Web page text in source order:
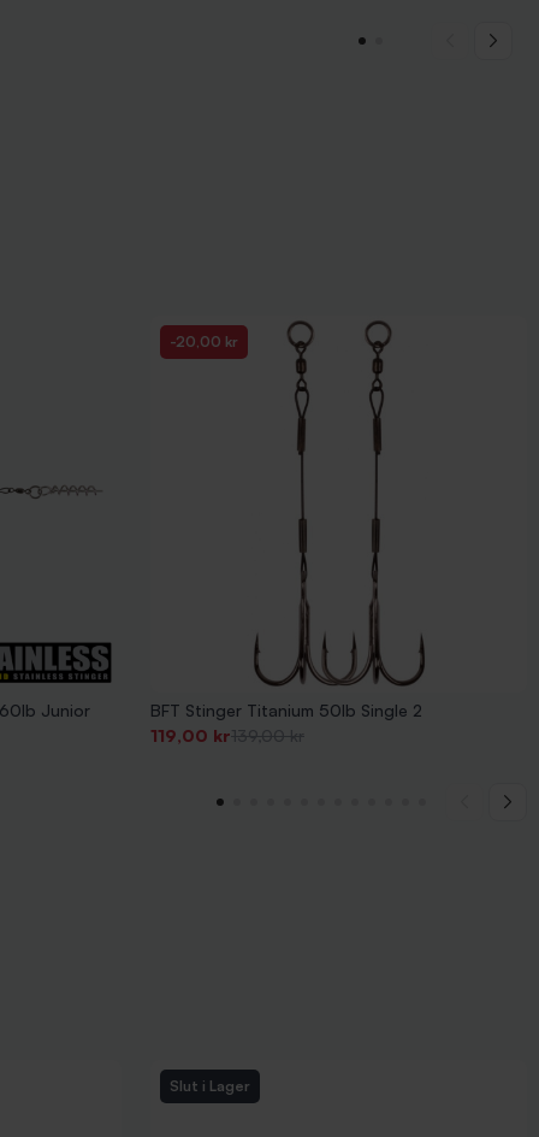
Junior
-20,00 kr
BFT Stinger Titanium 50lb Single 2
Pris
119,00 kr
-20,00 kr
Pris
Slut i Lager